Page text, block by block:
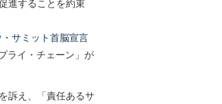
進することを約束
サミット首脳宣言
ライ・チェーン」が
訴え、「責任あるサ